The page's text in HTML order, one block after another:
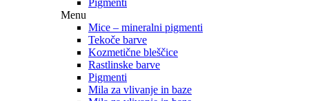
Pigmenti
Menu
Mice – mineralni pigmenti
Tekoče barve
Kozmetične bleščice
Rastlinske barve
Pigmenti
Mila za vlivanje in baze